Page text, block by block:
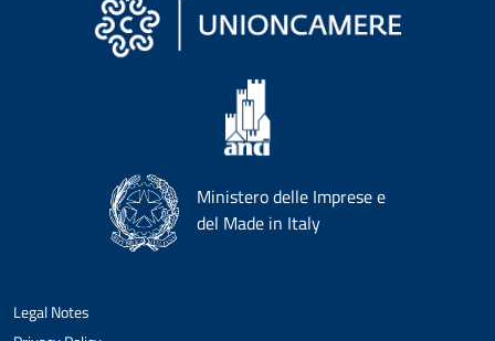
Ministero delle Imprese e
del Made in Italy
Legal Notes